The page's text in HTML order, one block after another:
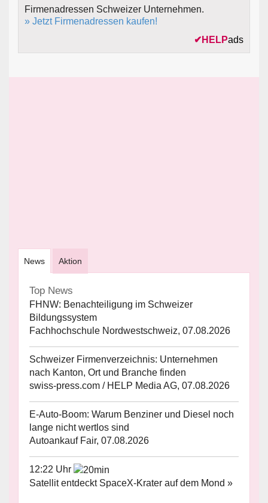
Firmenadressen Schweizer Unternehmen.
» Jetzt Firmenadressen kaufen!
✔ HELPads
News Aktion
Top News
FHNW: Benachteiligung im Schweizer
Bildungssystem
Fachhochschule Nordwestschweiz, 07.08.2026
Schweizer Firmenverzeichnis: Unternehmen
nach Kanton, Ort und Branche finden
swiss-press.com / HELP Media AG, 07.08.2026
E-Auto-Boom: Warum Benziner und Diesel noch
lange nicht wertlos sind
Autoankauf Fair, 07.08.2026
12:22 Uhr
Satellit entdeckt SpaceX-Krater auf dem Mond »